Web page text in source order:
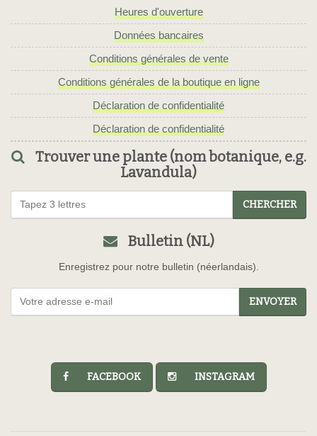
Heures d'ouverture
Données bancaires
Conditions générales de vente
Conditions générales de la boutique en ligne
Déclaration de confidentialité
Déclaration de confidentialité
Trouver une plante (nom botanique, e.g.
Lavandula)
CHERCHER
Bulletin (NL)
Enregistrez pour notre bulletin (néerlandais).
ENVOYER
FACEBOOK INSTAGRAM